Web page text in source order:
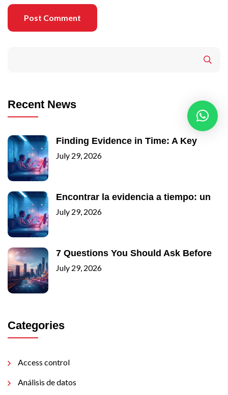
Post Comment
Recent News
Finding Evidence in Time: A Key
July 29, 2026
Encontrar la evidencia a tiempo: un
July 29, 2026
7 Questions You Should Ask Before
July 29, 2026
Categories
Access control
Análisis de datos